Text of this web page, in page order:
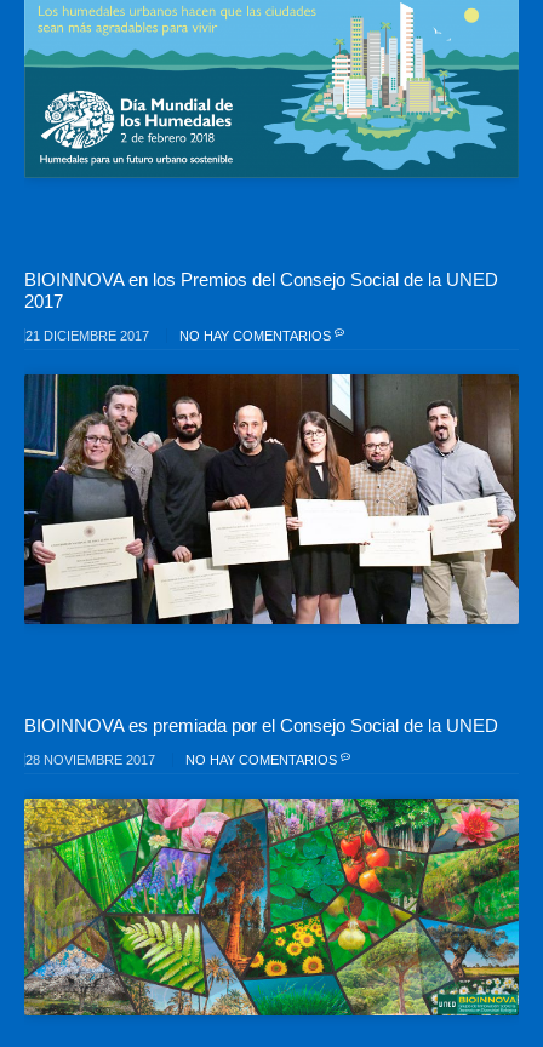
BIOINNOVA en los Premios del Consejo Social de la UNED
2017
21 DICIEMBRE 2017 NO HAY COMENTARIOS
BIOINNOVA es premiada por el Consejo Social de la UNED
28 NOVIEMBRE 2017 NO HAY COMENTARIOS